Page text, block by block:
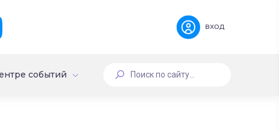
вход
событий